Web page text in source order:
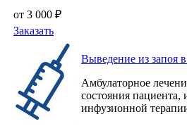
от 3 000 ₽
Заказать
Выведение из запоя
Амбулаторное
состояния
инфузионной